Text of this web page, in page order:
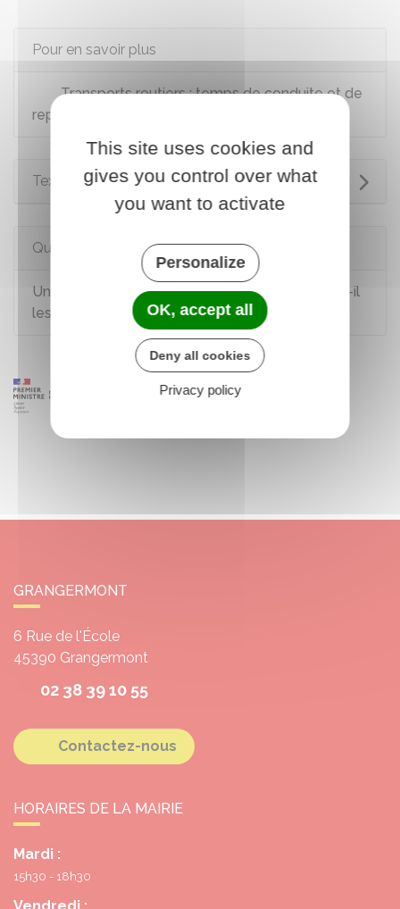
Pour en savoir plus
Transports routiers : temps de conduite et de
repos (pour certains véhicules)
Textes de référence
Questions ? Réponses !
Un ressortissant européen salarié en France a-t-il
les mêmes droits qu'un salarié français ?
GRANGERMONT
6 Rue de l'École
45390 Grangermont
02 38 39 10 55
Contactez-nous
HORAIRES DE LA MAIRIE
Mardi :
15h30 - 18h30
Vendredi :
This site uses cookies and
gives you control over what
you want to activate
Personalize
OK, accept all
Deny all cookies
Privacy policy